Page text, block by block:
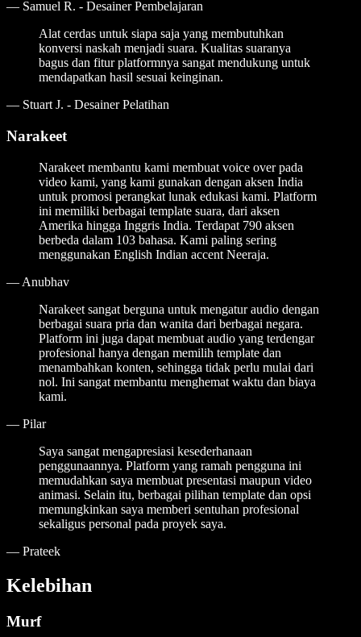
— Samuel R. - Desainer Pembelajaran
Alat cerdas untuk siapa saja yang membutuhkan
konversi naskah menjadi suara. Kualitas suaranya
bagus dan fitur platformnya sangat mendukung untuk
mendapatkan hasil sesuai keinginan.
— Stuart J. - Desainer Pelatihan
Narakeet
Narakeet membantu kami membuat voice over pada
video kami, yang kami gunakan dengan aksen India
untuk promosi perangkat lunak edukasi kami. Platform
ini memiliki berbagai template suara, dari aksen
Amerika hingga Inggris India. Terdapat 790 aksen
berbeda dalam 103 bahasa. Kami paling sering
menggunakan English Indian accent Neeraja.
— Anubhav
Narakeet sangat berguna untuk mengatur audio dengan
berbagai suara pria dan wanita dari berbagai negara.
Platform ini juga dapat membuat audio yang terdengar
profesional hanya dengan memilih template dan
menambahkan konten, sehingga tidak perlu mulai dari
nol. Ini sangat membantu menghemat waktu dan biaya
kami.
— Pilar
Saya sangat mengapresiasi kesederhanaan
penggunaannya. Platform yang ramah pengguna ini
memudahkan saya membuat presentasi maupun video
animasi. Selain itu, berbagai pilihan template dan opsi
memungkinkan saya memberi sentuhan profesional
sekaligus personal pada proyek saya.
— Prateek
Kelebihan
Murf